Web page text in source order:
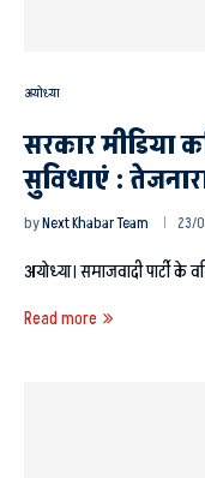
अयोध्या
सरकार मीडिया
सुविधाएं :
byNext Khabar Team 23/
अयोध्या। समाजवादी पार्टी के
Read more